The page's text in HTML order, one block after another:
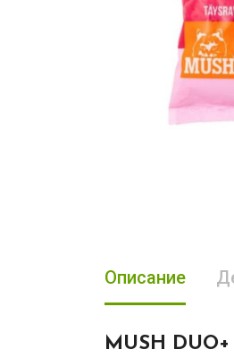
Описание
MUSH DUO+